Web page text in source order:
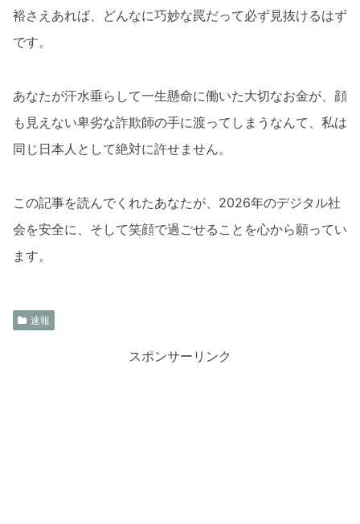
裕さえあれば、どんなに巧妙な罠だって必ず見抜けるはず
です。
あなたが汗水垂らして一生懸命に働いた大切なお金が、顔
も見えない卑劣な詐欺師の手に渡ってしまうなんて、私は
同じ日本人として絶対に許せません。
この記事を読んでくれたあなたが、2026年のデジタル社
会を安全に、そして笑顔で過ごせることを心から願ってい
ます。
速報
スポンサーリンク